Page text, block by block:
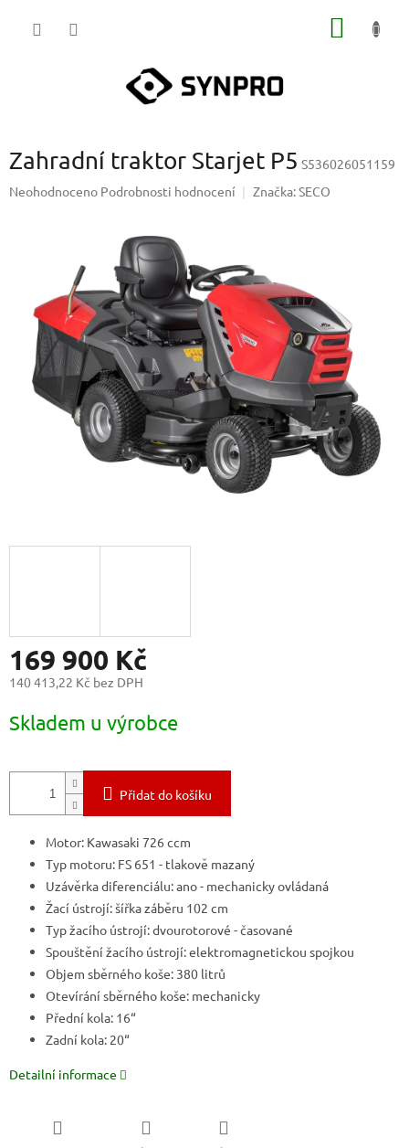
Zahradní traktor Starjet P5 S536026051159
Průměrné
hvězdiček.
Neohodnoceno Podrobnosti hodnocení Značka:SECO
169 900 Kč
140 413,22 Kč bez DPH
cena:
Skladem u výrobce
Přidat do košíku
Motor: Kawasaki 726 ccm
Typ motoru: FS 651 - tlakově mazaný
Uzávěrka diferenciálu: ano - mechanicky ovládaná
Žací ústrojí: šířka záběru 102 cm
Typ žacího ústrojí: dvourotorové - časované
Spouštění žacího ústrojí: elektromagnetickou spojkou
Objem sběrného koše: 380 litrů
Otevírání sběrného koše: mechanicky
Přední kola: 16“
Zadní kola: 20“
Detailní informace